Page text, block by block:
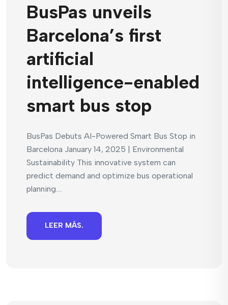
BusPas unveils
Barcelona’s first
artificial
intelligence-enabled
smart bus stop
BusPas Debuts AI-Powered Smart Bus Stop in
Barcelona January 14, 2025 | Environmental
Sustainability This innovative system can
predict demand and optimize bus operational
planning....
LEER MÁS.